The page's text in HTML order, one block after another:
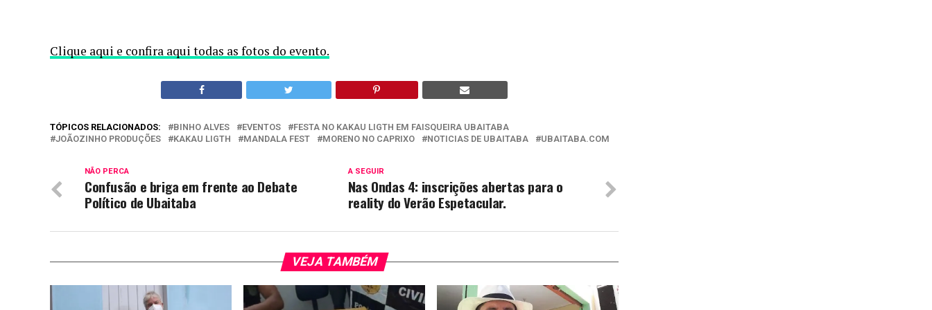
Clique aqui e confira aqui todas as fotos do evento.
TÓPICOS RELACIONADOS: BINHO ALVES EVENTOS
FESTA NO KAKAU LIGTH EM FAISQUEIRA UBAITABA
JOÃOZINHO PRODUÇÕES
KAKAU LIGTH MANDALA FEST MORENO NO CAPRIXO NOTICIAS DE UBAITABA UBAITABA.COM
A SEGUIR
Nas Ondas 4: inscrições abertas para o
reality do Verão Espetacular.
NÃO PERCA
Confusão e briga em frente ao Debate
Político de Ubaitaba
VEJA TAMBÉM